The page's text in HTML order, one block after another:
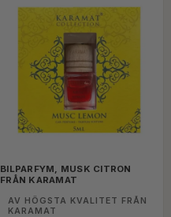
BILPARFYM, MUSK CITRON
FRÅN KARAMAT
AV HÖGSTA KVALITET FRÅN
KARAMAT